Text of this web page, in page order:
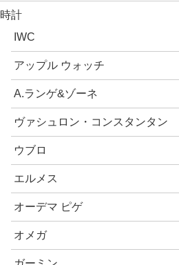
時計
IWC
アップル ウォッチ
A.ランゲ&ゾーネ
ヴァシュロン・コンスタンタン
ウブロ
エルメス
オーデマ ピゲ
オメガ